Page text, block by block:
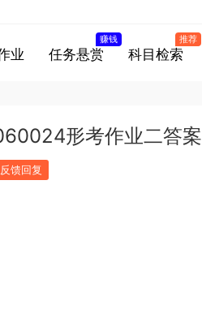
业 任务悬赏
赚钱
科目检索
推荐
形考作业二答案
反馈回复